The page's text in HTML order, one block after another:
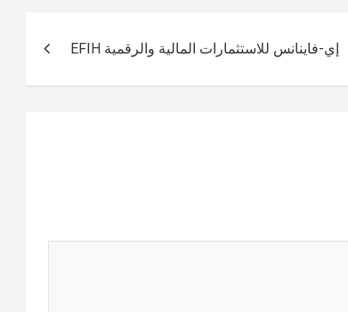
إي-فاينانس للاستثمارات المالية والرقمية EFIH